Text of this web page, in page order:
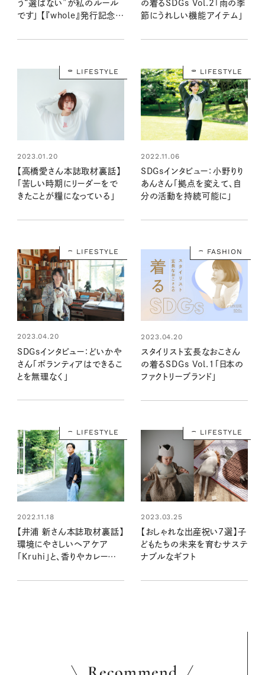
う“選ばない”が私のルール
です」 【『whole』発行記念イ
の着るSDGs Vol.2「雨の季
節にうれしい機能アイテム」
LIFESTYLE
2023.01.20
【高橋愛さん本誌取材裏話】
「苦しい時期にリーダーをで
きたことが糧になっている」
LIFESTYLE
2022.11.06
SDGsインタビュー：小野りり
あんさん「拠点を変えて、自
分の活動を持続可能に」
LIFESTYLE
2023.04.20
SDGsインタビュー：どいかや
さん「ボランティアはできるこ
とを無理なく」
FASHION
2023.04.20
スタイリスト玄長なおこさん
の着るSDGs Vol.1「日本の
ファクトリーブランド」
LIFESTYLE
2022.11.18
【井浦 新さん本誌取材裏話】
環境にやさしいヘアケア
「Kruhi」と、香りやカレーのこ
LIFESTYLE
2023.03.25
【おしゃれな出産祝い7選】子
どもたちの未来を育むサステ
ナブルなギフト